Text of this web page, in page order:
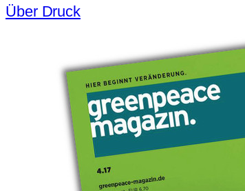
Über Druck